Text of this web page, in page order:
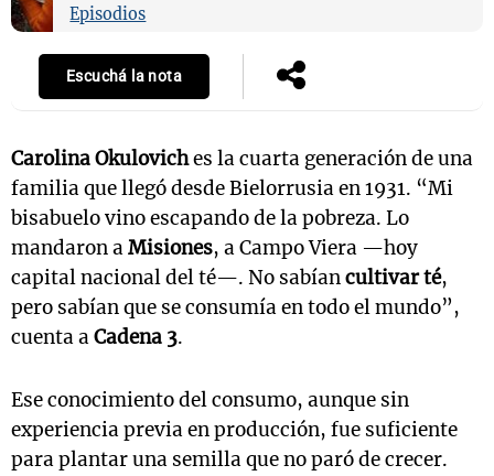
Episodios
Escuchá la nota
Carolina Okuloviches la cuarta generación de una
familia que llegó desde Bielorrusia en 1931. “Mi
bisabuelo vino escapando de la pobreza. Lo
mandaron aMisiones, a Campo Viera —hoy
capital nacional del té—. No sabíancultivar té,
pero sabían que se consumía en todo el mundo”,
cuenta aCadena 3.
Ese conocimiento del consumo, aunque sin
experiencia previa en producción, fue suficiente
para plantar una semilla que no paró de crecer.
Mundial 2026